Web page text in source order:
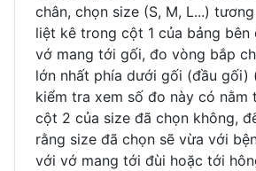
chân, chọn size (S, M, L...)
liệt kê trong cột 1 của bảng
vớ mang tới gối, đo vòng bắp
lớn nhất phía dưới gối (đầu gối)
kiểm tra xem số đo này có nằm
cột 2 của size đã chọn không,
rằng size đã chọn sẽ vừa với
với vớ mang tới đùi hoặc tới